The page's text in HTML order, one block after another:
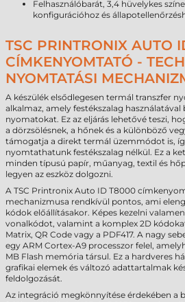
Felhasználóbarát, 3,4 hüvelykes
konfigurációhoz és
TSC PRINTRONIX AUTO
CÍMKENYOMTATÓ -
NYOMTATÁSI
A készülék elsődlegesen termál transzfer
alkalmaz, amely festékszalag
nyomatokat. Ez az eljárás lehetővé teszi,
a dörzsölésnek, a hőnek és a különböző
támogatja a direkt termál üzemmódot is,
nyomtathatunk festékszalag nélkül. Ez a
minden típusú papír, műanyag, textil és
legyen az eszköz dolgozni.
A TSC Printronix Auto ID T8000
mechanizmusa rendkívül pontos, ami
kódok előállításakor. Képes kezelni
vonalkódot, valamint a komplex 2D
Matrix, QR Code vagy a PDF417. A nagy
egy ARM Cortex-A9 processzor felel,
MB Flash memória társul. Ez a hardveres
grafikai elemek és változó adattartalmak
feldolgozását.
Az integráció megkönnyítése érdekében a